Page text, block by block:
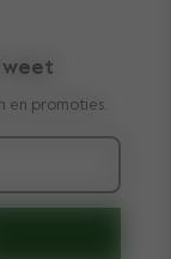
weet
en promoties.